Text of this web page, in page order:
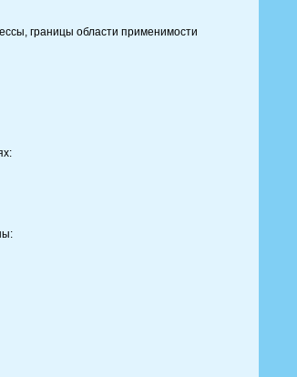
границы области применимости